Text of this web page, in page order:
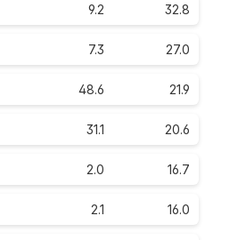
9.2 32.8
7.3 27.0
48.6 21.9
31.1 20.6
2.0 16.7
2.1 16.0